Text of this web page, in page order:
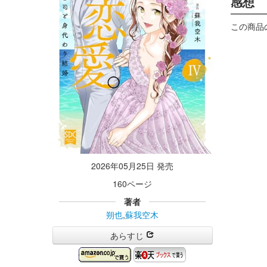
2026年05月25日 発売
160ページ
著者
朔也,蘇我空木
あらすじ
この商品